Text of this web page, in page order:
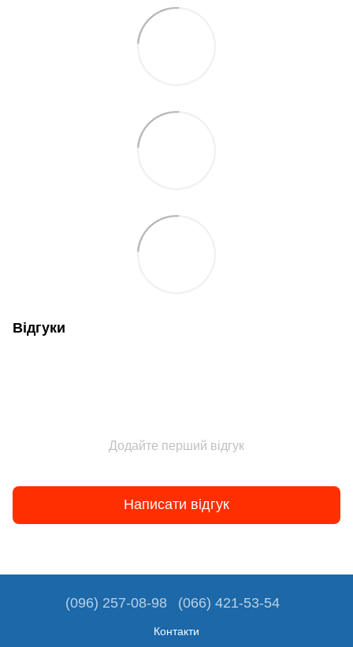
Відгуки
Додайте перший відгук
Написати відгук
(096) 257-08-98 (066) 421-53-54
Контакти